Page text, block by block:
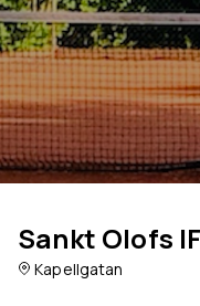
Sankt Olofs
Kapellgatan